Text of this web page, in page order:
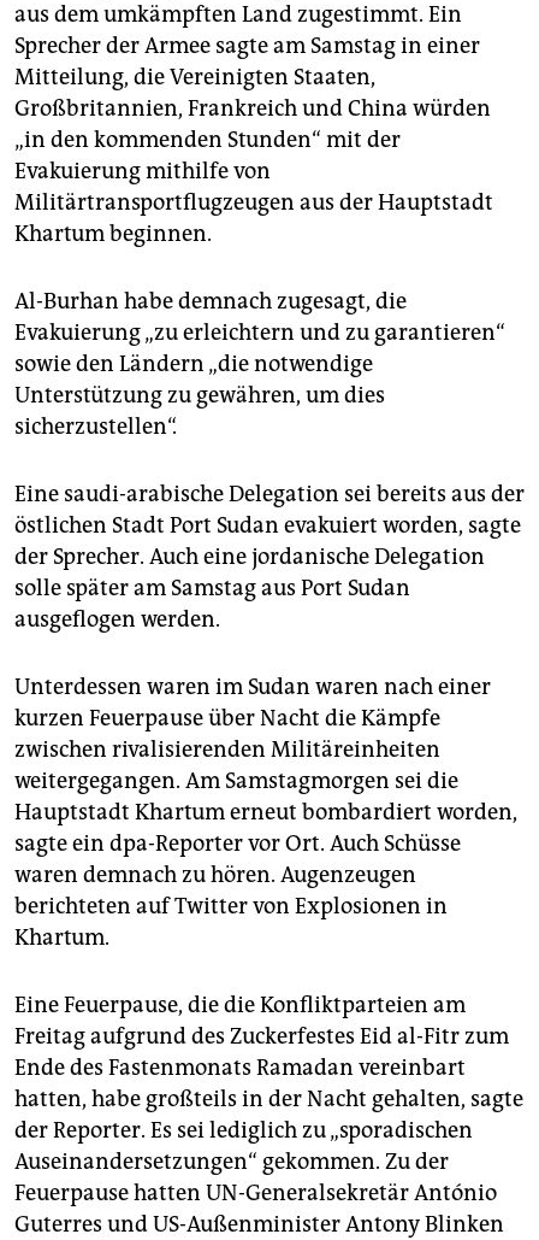
genossenschaft
epaper login
aus dem umkämpften Land zugestimmt. Ein
Sprecher der Armee sagte am Samstag in einer
Mitteilung, die Vereinigten Staaten,
Großbritannien, Frankreich und China würden
„in den kommenden Stunden“ mit der
Evakuierung mithilfe von
Militärtransportflugzeugen aus der Hauptstadt
Khartum beginnen.
Al-Burhan habe demnach zugesagt, die
Evakuierung „zu erleichtern und zu garantieren“
sowie den Ländern „die notwendige
Unterstützung zu gewähren, um dies
sicherzustellen“.
Eine saudi-arabische Delegation sei bereits aus der
östlichen Stadt Port Sudan evakuiert worden, sagte
der Sprecher. Auch eine jordanische Delegation
solle später am Samstag aus Port Sudan
ausgeflogen werden.
Unterdessen waren im Sudan waren nach einer
kurzen Feuerpause über Nacht die Kämpfe
zwischen rivalisierenden Militäreinheiten
weitergegangen. Am Samstagmorgen sei die
Hauptstadt Khartum erneut bombardiert worden,
sagte ein dpa-Reporter vor Ort. Auch Schüsse
waren demnach zu hören. Augenzeugen
berichteten auf Twitter von Explosionen in
Khartum.
Eine Feuerpause, die die Konfliktparteien am
Freitag aufgrund des Zuckerfestes Eid al-Fitr zum
Ende des Fastenmonats Ramadan vereinbart
hatten, habe großteils in der Nacht gehalten, sagte
der Reporter. Es sei lediglich zu „sporadischen
Auseinandersetzungen“ gekommen. Zu der
Feuerpause hatten UN-Generalsekretär António
Guterres und US-Außenminister Antony Blinken